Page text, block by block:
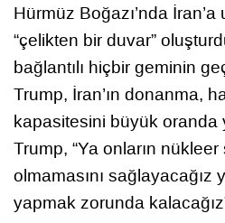
Hürmüz Boğazı’nda
“çelikten bir duvar”
bağlantılı hiçbir geminin
Trump, İran’ın donanma,
kapasitesini büyük oranda
Trump, “Ya onların
olmamasını
yapmak zorunda